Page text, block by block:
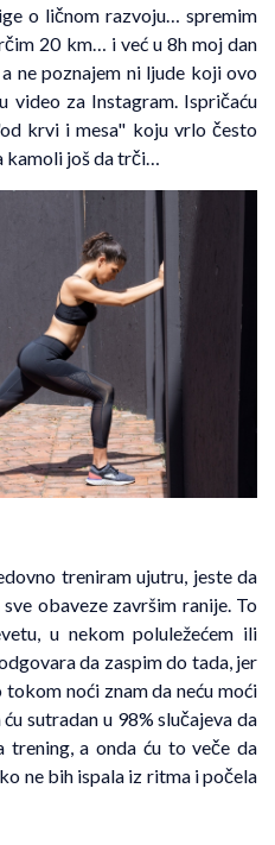
o ličnom razvoju… spremim
20 km… i već u 8h moj dan
ne poznajem ni ljude koji ovo
video za Instagram. Ispričaću
krvi i mesa" koju vrlo često
kamoli još da trči…
treniram ujutru, jeste da
obaveze završim ranije. To
u nekom poluležećem ili
da zaspim do tada, jer
noći znam da neću moći
sutradan u 98% slučajeva da
trening, a onda ću to veče da
ne bih ispala iz ritma i počela